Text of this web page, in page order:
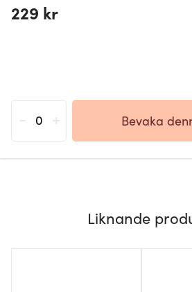
229 kr
Bevaka
Liknande